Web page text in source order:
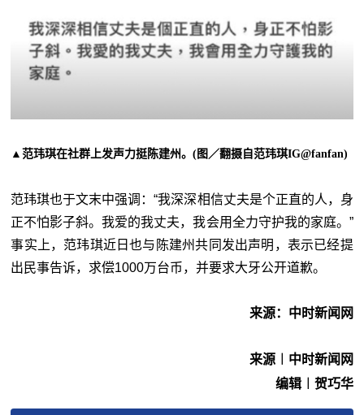
▲范玮琪在社群上发声力挺陈建州。(图／翻摄自范玮琪IG@fanfan)
范玮琪也于文末中强调：“我深深相信丈夫是个正直的人，身
正不怕影子斜。我爱的我丈夫，我会用全力守护我的家庭。”
事实上，范玮琪近日也与陈建州共同发出声明，表示已经提
出民事告诉，求偿1000万台币，并要求大牙公开道歉。
来源：中时新闻网
来源︱中时新闻网
编辑︱贺巧华